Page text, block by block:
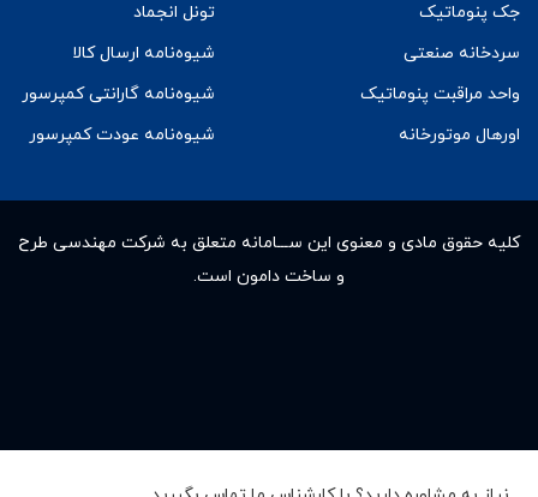
جک پنوماتیک
سردخانه صنعتی
واحد مراقبت پنوماتیک
اورهال موتورخانه
تونل انجماد
شیوه‌نامه ارسال کالا
شیوه‌نامه گارانتی کمپرسور
شیوه‌نامه عودت کمپرسور
کلیه حقوق مادى و معنوى این ســـامانه متعلق به شرکت مهندسی طرح
و ساخت دامون است.